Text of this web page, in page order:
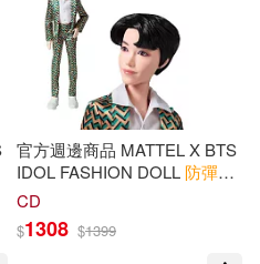
官方週邊商品 MATTEL X BTS
IDOL FASHION DOLL 防彈少
年團
CD
$1308 $1399